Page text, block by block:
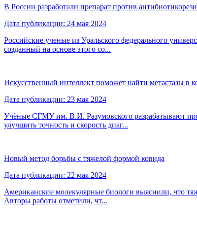
В России разработали препарат против
Дата публикации: 24 мая 2024
Российские ученые из Уральского федерального
созданный на основе этого со...
Искусственный интеллект поможет найти метастазы в
Дата публикации: 23 мая 2024
Учёные СГМУ им. В.И. Разумовского разрабатывают
улучшить точность и скорость диаг...
Новый метод борьбы с тяжелой формой ковида
Дата публикации: 22 мая 2024
Американские молекулярные биологи выяснили, что
Авторы работы отметили, чт...